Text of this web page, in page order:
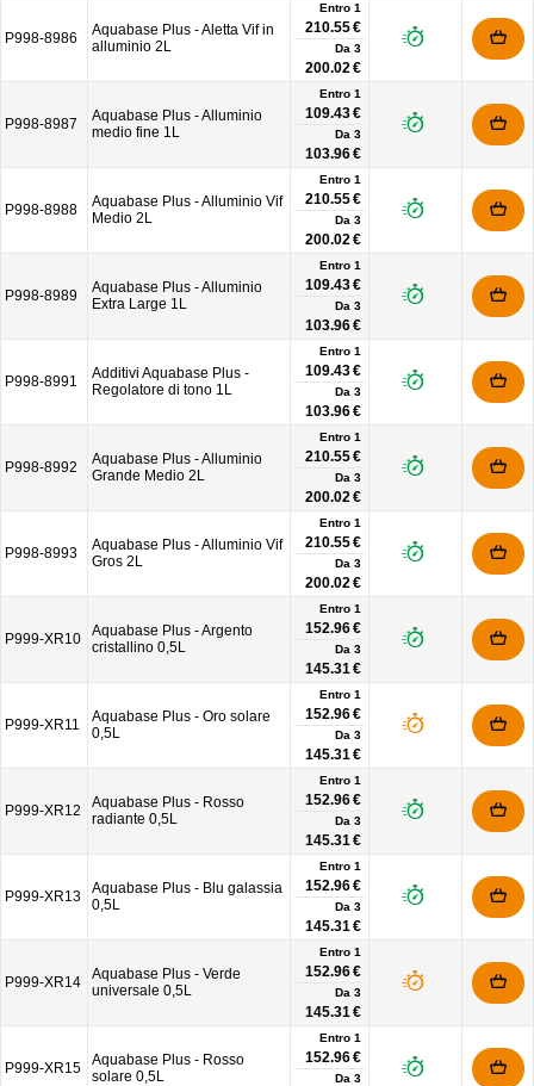
P998-8986
Aquabase Plus - Aletta Vif in
alluminio 2L
Entro 1
210.55 €
Da 3
200.02 €
P998-8987
Aquabase Plus - Alluminio
medio fine 1L
Entro 1
109.43 €
Da 3
103.96 €
P998-8988
Aquabase Plus - Alluminio Vif
Medio 2L
Entro 1
210.55 €
Da 3
200.02 €
P998-8989
Aquabase Plus - Alluminio
Extra Large 1L
Entro 1
109.43 €
Da 3
103.96 €
P998-8991
Additivi Aquabase Plus -
Regolatore di tono 1L
Entro 1
109.43 €
Da 3
103.96 €
P998-8992
Aquabase Plus - Alluminio
Grande Medio 2L
Entro 1
210.55 €
Da 3
200.02 €
P998-8993
Aquabase Plus - Alluminio Vif
Gros 2L
Entro 1
210.55 €
Da 3
200.02 €
P999-XR10
Aquabase Plus - Argento
cristallino 0,5L
Entro 1
152.96 €
Da 3
145.31 €
P999-XR11
Aquabase Plus - Oro solare
0,5L
Entro 1
152.96 €
Da 3
145.31 €
P999-XR12
Aquabase Plus - Rosso
radiante 0,5L
Entro 1
152.96 €
Da 3
145.31 €
P999-XR13
Aquabase Plus - Blu galassia
0,5L
Entro 1
152.96 €
Da 3
145.31 €
P999-XR14
Aquabase Plus - Verde
universale 0,5L
Entro 1
152.96 €
Da 3
145.31 €
P999-XR15
Aquabase Plus - Rosso
solare 0,5L
Entro 1
152.96 €
Da 3